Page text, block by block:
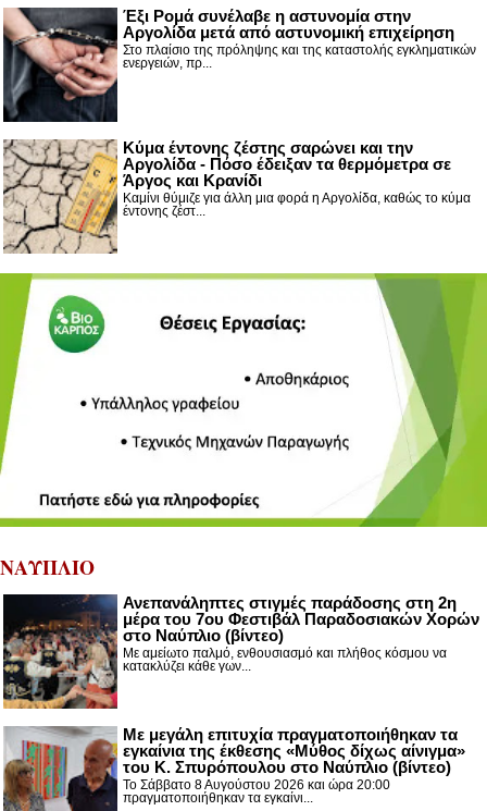
Έξι Ρομά συνέλαβε η αστυνομία στην
Αργολίδα μετά από αστυνομική επιχείρηση
Στο πλαίσιο της πρόληψης και της καταστολής εγκληματικών
ενεργειών, πρ...
Κύμα έντονης ζέστης σαρώνει και την
Αργολίδα - Πόσο έδειξαν τα θερμόμετρα σε
Άργος και Κρανίδι
Καμίνι θύμιζε για άλλη μια φορά η Αργολίδα, καθώς το κύμα
έντονης ζέστ...
ΝΑΥΠΛΙΟ
Ανεπανάληπτες στιγμές παράδοσης στη 2η
μέρα του 7ου Φεστιβάλ Παραδοσιακών Χορών
στο Ναύπλιο (βίντεο)
Με αμείωτο παλμό, ενθουσιασμό και πλήθος κόσμου να
κατακλύζει κάθε γων...
Με μεγάλη επιτυχία πραγματοποιήθηκαν τα
εγκαίνια της έκθεσης «Μύθος δίχως αίνιγμα»
του Κ. Σπυρόπουλου στο Ναύπλιο (βίντεο)
Το Σάββατο 8 Αυγούστου 2026 και ώρα 20:00
πραγματοποιήθηκαν τα εγκαίνι...